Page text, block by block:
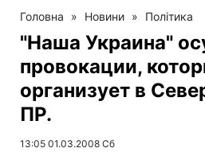
Головна » Новини » Політика
"Наша Украина"
провокации,
организует в
ПР.
13:05 01.03.2008 Сб